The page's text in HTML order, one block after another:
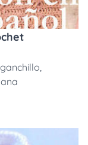
ganchillo,